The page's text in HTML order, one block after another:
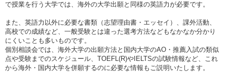
で授業を行う大学では、海外の大学出願と同様の英語力が必要です。
また、英語力以外に必要な書類（志望理由書・エッセイ）、課外活動、
高校での成績など、一般受験とは違った選考方法などもなかなか分かり
にくいことも多いものです。
個別相談会では、海外大学の出願方法と国内大学のAO・推薦入試の類似
点や受験までのスケジュール、TOEFL(R)やIELTSの試験情報など、これ
から海外・国内大学を併願するのに必要な情報もご説明いたします。